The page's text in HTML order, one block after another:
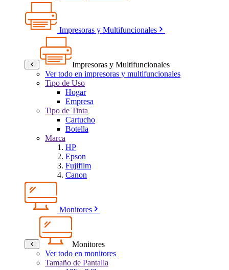
Impresoras y Multifuncionales
Impresoras y Multifuncionales
Ver todo en impresoras y multifuncionales
Tipo de Uso
Hogar
Empresa
Tipo de Tinta
Cartucho
Botella
Marca
HP
Epson
Fujifilm
Canon
Monitores
Monitores
Ver todo en monitores
Tamaño de Pantalla